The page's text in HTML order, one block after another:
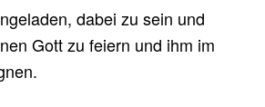
dabei zu sein und
Gott zu feiern und ihm im